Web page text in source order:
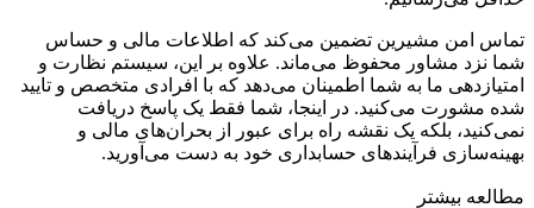
تماس امن مشیرین تضمین می‌کند که اطلاعات مالی و حساس
شما نزد مشاور محفوظ می‌ماند. علاوه بر این، سیستم نظارت و
امتیازدهی ما به شما اطمینان می‌دهد که با افرادی متخصص و تایید
شده مشورت می‌کنید. در اینجا، شما فقط یک پاسخ دریافت
نمی‌کنید، بلکه یک نقشه راه برای عبور از بحران‌های مالی و
بهینه‌سازی فرآیندهای حسابداری خود به دست می‌آورید.
مطالعه بیشتر